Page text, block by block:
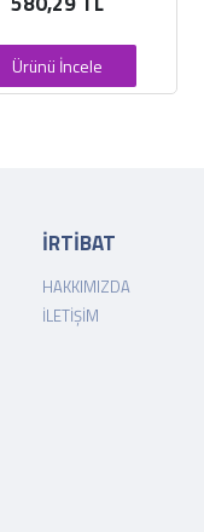
Ürünü İncele
İRTİBAT
HAKKIMIZDA
İLETIŞIM